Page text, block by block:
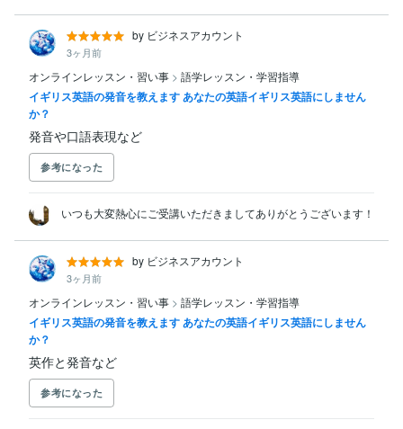
by ビジネスアカウント
3ヶ月前
オンラインレッスン・習い事 > 語学レッスン・学習指導
イギリス英語の発音を教えます あなたの英語イギリス英語にしません
か？
発音や口語表現など
参考になった
いつも大変熱心にご受講いただきましてありがとうございます！
by ビジネスアカウント
3ヶ月前
オンラインレッスン・習い事 > 語学レッスン・学習指導
イギリス英語の発音を教えます あなたの英語イギリス英語にしません
か？
英作と発音など
参考になった